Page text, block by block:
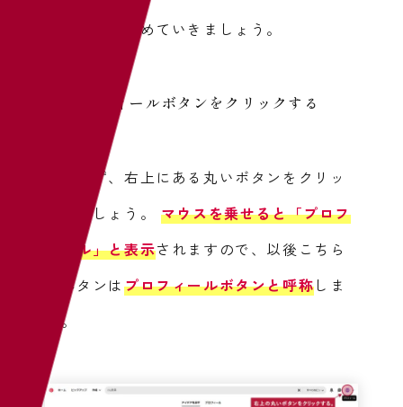
では一緒に進めていきましょう。
プロフィールボタンをクリックする
ではまず、右上にある丸いボタンをクリッ
クしましょう。
マウスを乗せると「プロフ
ィール」と表示されますので、以後こちら
のボタンはプロフィールボタンと呼称しま
す。